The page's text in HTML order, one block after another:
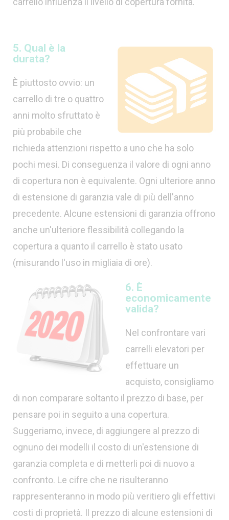
5. Qual è la
durata?
È piuttosto ovvio: un
carrello di tre o quattro
anni molto sfruttato è
più probabile che
richieda attenzioni rispetto a uno che ha solo
pochi mesi. Di conseguenza il valore di ogni anno
di copertura non è equivalente. Ogni ulteriore anno
di estensione di garanzia vale di più dell'anno
precedente. Alcune estensioni di garanzia offrono
anche un'ulteriore flessibilità collegando la
copertura a quanto il carrello è stato usato
(misurando l'uso in migliaia di ore).
6. È
economicamente
valida?
Nel confrontare vari
carrelli elevatori per
effettuare un
acquisto, consigliamo
di non comparare soltanto il prezzo di base, per
pensare poi in seguito a una copertura.
Suggeriamo, invece, di aggiungere al prezzo di
ognuno dei modelli il costo di un'estensione di
garanzia completa e di metterli poi di nuovo a
confronto. Le cifre che ne risulteranno
rappresenteranno in modo più veritiero gli effettivi
costi di proprietà. Il prezzo di alcune estensioni di